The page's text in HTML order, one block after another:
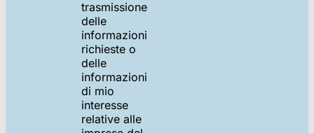
trasmissione
delle
informazioni
richieste o
delle
informazioni
di mio
interesse
relative alle